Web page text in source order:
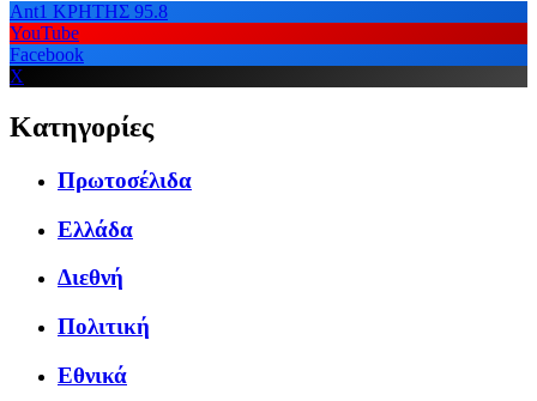
Ant1 ΚΡΗΤΗΣ 95.8
YouTube
Facebook
X
Κατηγορίες
Πρωτοσέλιδα
Ελλάδα
Διεθνή
Πολιτική
Εθνικά